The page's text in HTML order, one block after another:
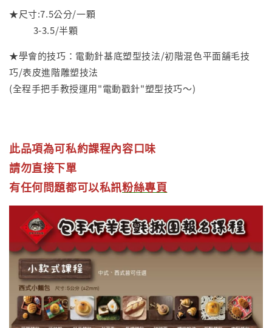
★尺寸:7.5公分/一顆
3-3.5/半顆
★學會的技巧：電動針基底塑型技法/初階混色平面舖毛技
巧/表皮進階雕塑技法
(全程手把手教授運用"電動戳針"塑型技巧～)
此品項為可私約課程內容口味
請勿直接下單
有任何問題都可以私訊粉絲專頁